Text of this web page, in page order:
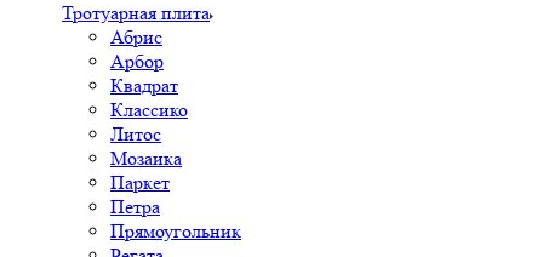
Тротуарная плита
Абрис
Арбор
Квадрат
Классико
Литос
Мозаика
Паркет
Петра
Прямоугольник